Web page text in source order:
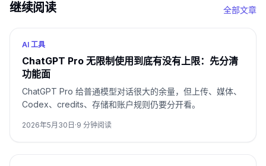
继续阅读 全部文章
AI 工具
ChatGPT Pro 无限制使用到底有没有上限：先分清
功能面
ChatGPT Pro 给普通模型对话很大的余量，但上传、媒体、
Codex、credits、存储和账户规则仍要分开看。
2026年5月30日 ·9 分钟阅读